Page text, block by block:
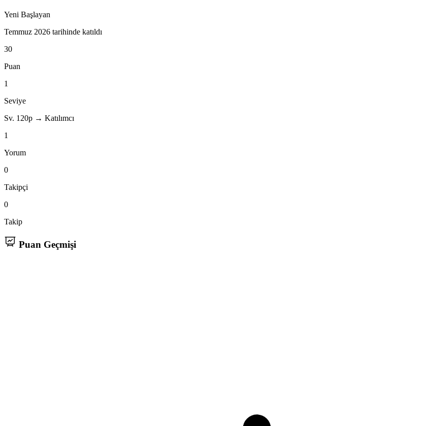
Yeni Başlayan
Temmuz 2026 tarihinde katıldı
30
Puan
1
Seviye
Sv. 1 20p → Katılımcı
1
Yorum
0
Takipçi
0
Takip
Puan Geçmişi